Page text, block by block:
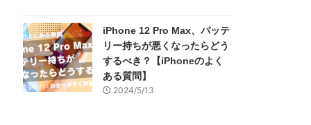
iPhone 12 Pro Max、バッテ
リー持ちが悪くなったらどう
するべき？【iPhoneのよく
ある質問】
2024/5/13